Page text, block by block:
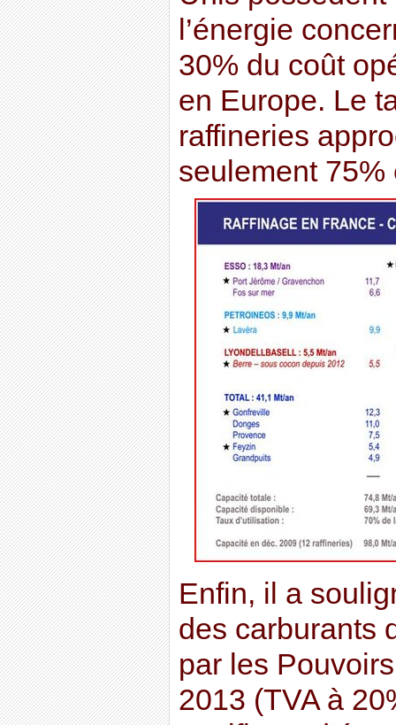
l’énergie
30% du coût
en Europe. Le
raffineries
seulement 75%
Enfin, il a
des carburants
par les
2013 (TVA à